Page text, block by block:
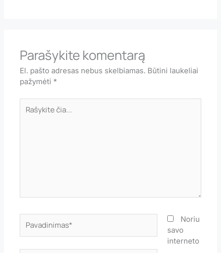
Parašykite komentarą
El. pašto adresas nebus skelbiamas. Būtini laukeliai
pažymėti *
čia...
Noriu
savo
interneto